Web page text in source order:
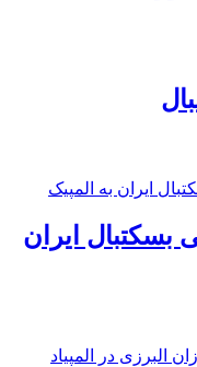
بسکتبال ایران